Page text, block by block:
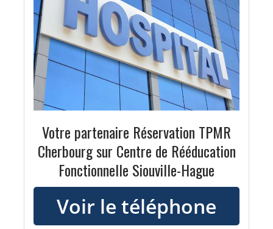
Votre partenaire Réservation TPMR
Cherbourg sur Centre de Rééducation
Fonctionnelle Siouville-Hague